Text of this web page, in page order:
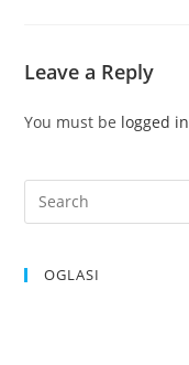
Leave a Reply
You must be logged in
OGLASI